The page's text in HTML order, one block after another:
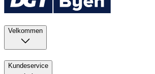
Velkommen
Kundeservice